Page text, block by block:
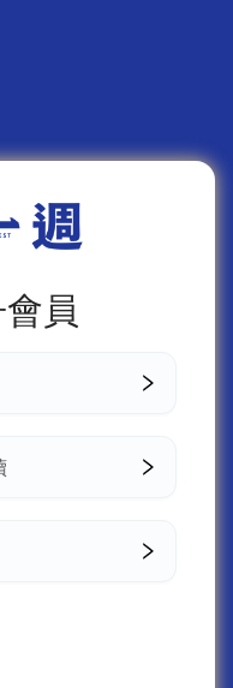
員